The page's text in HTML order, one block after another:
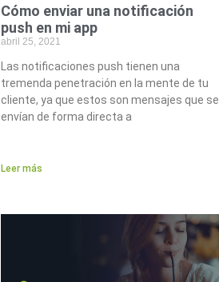
Cómo enviar una notificación
push en mi app
abril 25, 2021
Las notificaciones push tienen una
tremenda penetración en la mente de tu
cliente, ya que estos son mensajes que se
envían de forma directa a
Leer más